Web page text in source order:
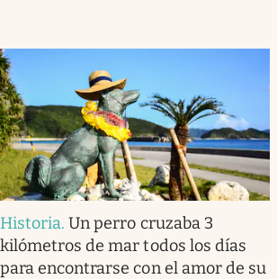
Historia.Un perro cruzaba 3
kilómetros de mar todos los días
para encontrarse con el amor de su